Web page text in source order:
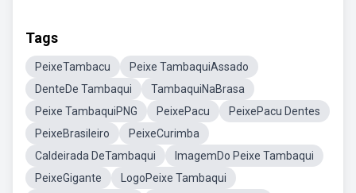
Tags
PeixeTambacu
Peixe TambaquiAssado
DenteDe Tambaqui
TambaquiNaBrasa
Peixe TambaquiPNG
PeixePacu
PeixePacu Dentes
PeixeBrasileiro
PeixeCurimba
Caldeirada DeTambaqui
ImagemDo Peixe Tambaqui
PeixeGigante
LogoPeixe Tambaqui